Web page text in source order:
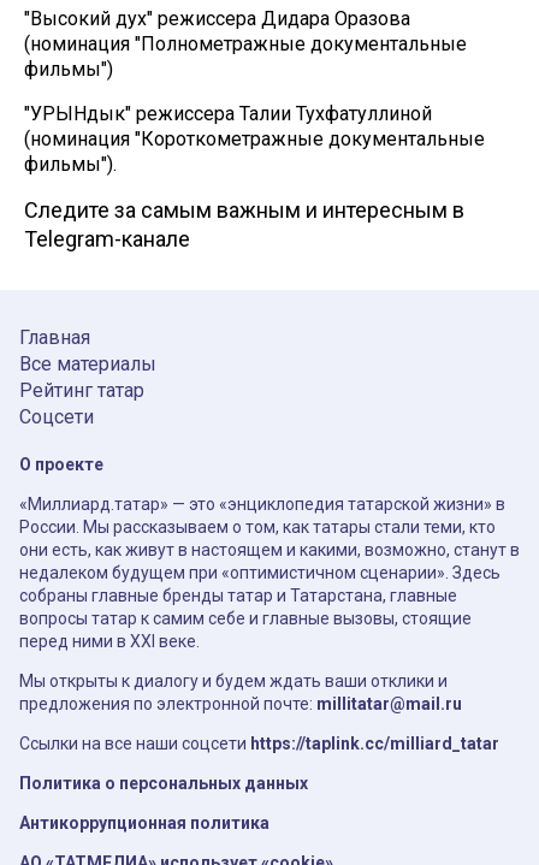
"Высокий дух" режиссера Дидара Оразова
(номинация "Полнометражные документальные
фильмы")
"УРЫНдык" режиссера Талии Тухфатуллиной
(номинация "Короткометражные документальные
фильмы").
Следите за самым важным и интересным в
Telegram-канале
Главная
Все материалы
Рейтинг татар
Соцсети
О проекте
«Миллиард.татар» — это «энциклопедия татарской жизни» в
России. Мы рассказываем о том, как татары стали теми, кто
они есть, как живут в настоящем и какими, возможно, станут в
недалеком будущем при «оптимистичном сценарии». Здесь
собраны главные бренды татар и Татарстана, главные
вопросы татар к самим себе и главные вызовы, стоящие
перед ними в XXI веке.
Мы открыты к диалогу и будем ждать ваши отклики и
предложения по электронной почте: millitatar@mail.ru
Ссылки на все наши соцсети https://taplink.cc/milliard_tatar
Политика о персональных данных
Антикоррупционная политика